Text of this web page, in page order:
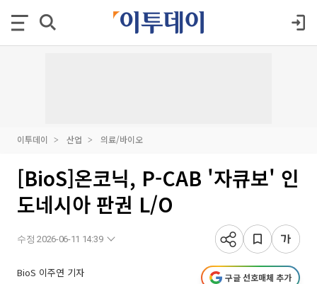
이투데이 산업 의료/바이오
[BioS]온코닉, P-CAB '자큐보' 인
도네시아 판권 L/O
수정 2026-06-11 14:39
BioS 이주연 기자 구글 선호매체 추가